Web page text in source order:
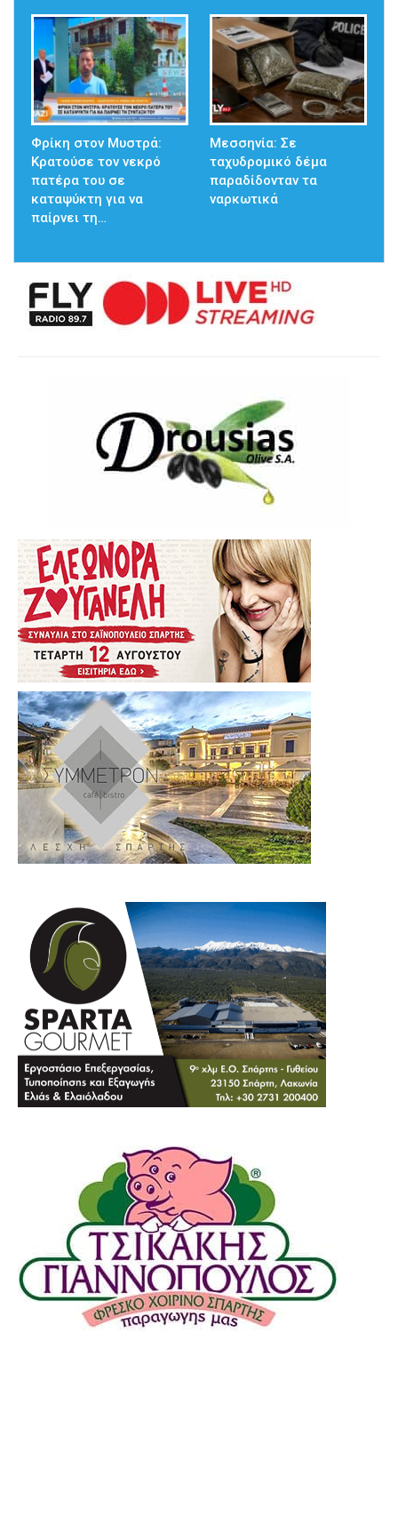
Φρίκη στον Μυστρά:
Κρατούσε τον νεκρό
πατέρα του σε
καταψύκτη για να
παίρνει τη…
Μεσσηνία: Σε
ταχυδρομικό δέμα
παραδίδονταν τα
ναρκωτικά